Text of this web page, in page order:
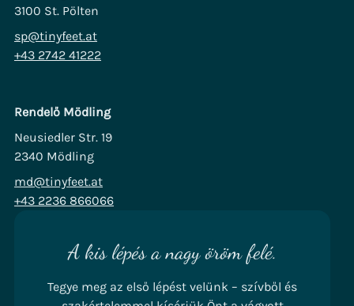
3100 St. Pölten
sp@tinyfeet.at
+43 2742 41222
Rendelő Mödling
Neusiedler Str. 19
2340 Mödling
md@tinyfeet.at
+43 2236 866066
A kis lépés a nagy öröm felé.
Tegye meg az első lépést velünk – szívből és